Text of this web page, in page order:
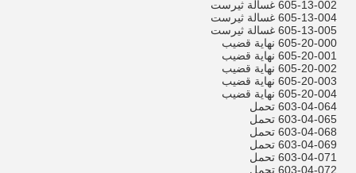
605-13-002 غسالة ثيرست
605-13-004 غسالة ثيرست
605-13-005 غسالة ثيرست
605-20-000 نهاية قضيب
605-20-001 نهاية قضيب
605-20-002 نهاية قضيب
605-20-003 نهاية قضيب
605-20-004 نهاية قضيب
603-04-064 تحمل
603-04-065 تحمل
603-04-068 تحمل
603-04-069 تحمل
603-04-071 تحمل
603-04-072 تحمل